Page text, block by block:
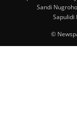
Sandi Nugroho
Sapulidi
©